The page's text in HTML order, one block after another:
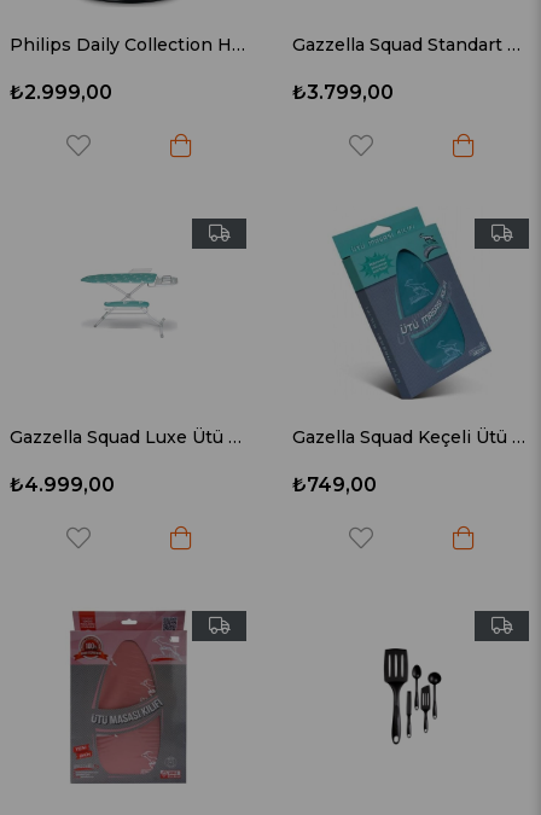
Philips Daily Collection HD7461/20 Kahve Makinesi
₺2.999,00
Gazzella Squad Standart Ütü Masası SM/GZM 900 S
₺3.799,00
Gazzella Squad Luxe Ütü Masası SM/GZM 900 L
₺4.999,00
Gazella Squad Keçeli Ütü Masası Bezi SY STX 3285 Yeşil
₺749,00